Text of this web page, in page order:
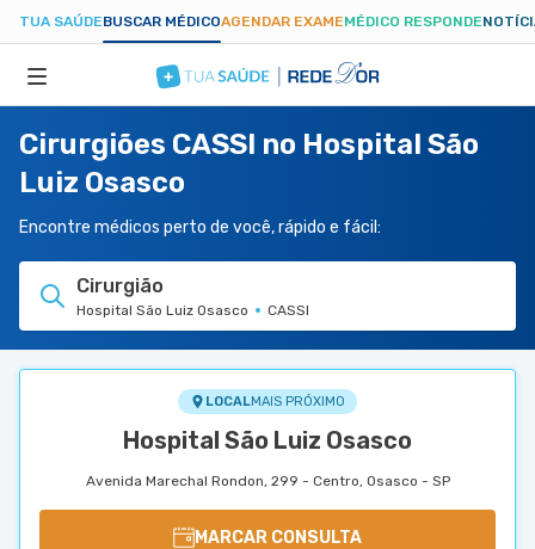
TUA SAÚDEBUSCAR MÉDICOAGENDAR EXAMEMÉDICO RESPONDE
ESPECIALIDADES
HOSPITAIS
TUASAUDE.COM
Cirurgiões CASSI no Hospital São
Luiz Osasco
Encontre médicos perto de você, rápido e fácil:
Cirurgião
Hospital São Luiz Osasco CASSI
LOCALMAIS PRÓXIMO
Hospital São Luiz Osasco
Avenida Marechal Rondon, 299 - Centro, Osasco - SP
MARCAR CONSULTA